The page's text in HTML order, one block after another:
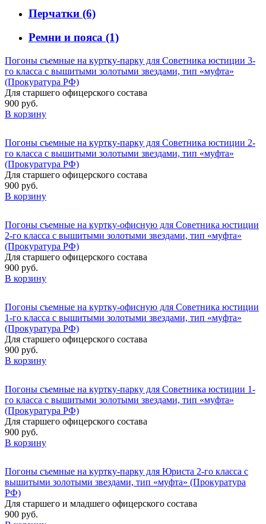
Перчатки (6)
Ремни и пояса (1)
Погоны съемные на куртку-парку для Советника юстиции 3-
го класса с вышитыми золотыми звездами, тип «муфта»
(Прокуратура РФ)
Для старшего офицерского состава
900 руб.
В корзину
Погоны съемные на куртку-парку для Советника юстиции 2-
го класса с вышитыми золотыми звездами, тип «муфта»
(Прокуратура РФ)
Для старшего офицерского состава
900 руб.
В корзину
Погоны съемные на куртку-офисную для Советника юстиции
2-го класса с вышитыми золотыми звездами, тип «муфта»
(Прокуратура РФ)
Для старшего офицерского состава
900 руб.
В корзину
Погоны съемные на куртку-офисную для Советника юстиции
1-го класса с вышитыми золотыми звездами, тип «муфта»
(Прокуратура РФ)
Для старшего офицерского состава
900 руб.
В корзину
Погоны съемные на куртку-парку для Советника юстиции 1-
го класса с вышитыми золотыми звездами, тип «муфта»
(Прокуратура РФ)
Для старшего офицерского состава
900 руб.
В корзину
Погоны съемные на куртку-парку для Юриста 2-го класса с
вышитыми золотыми звездами, тип «муфта» (Прокуратура
РФ)
Для старшего и младшего офицерского состава
900 руб.